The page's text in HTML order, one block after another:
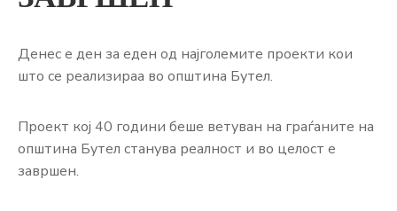
Денес е ден за еден од најголемите проекти кои
што се реализираа во општина Бутел.
Проект кој 40 години беше ветуван на граѓаните на
општина Бутел станува реалност и во целост е
завршен.